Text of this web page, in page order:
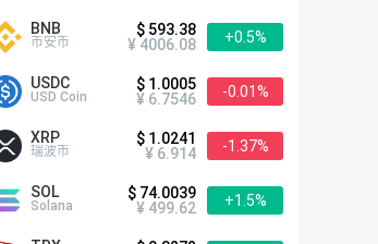
BNB
币安币
$ 593.38
¥ 4006.08
+0.5%
USDC
USD Coin
$ 1.0005
¥ 6.7546
-0.01%
XRP
瑞波币
$ 1.0241
¥ 6.914
-1.37%
SOL
Solana
$ 74.0039
¥ 499.62
+1.5%